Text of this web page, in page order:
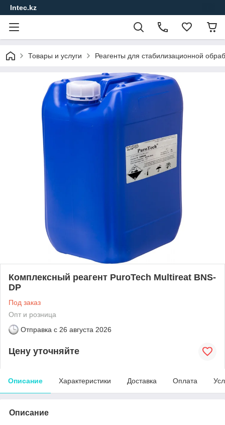
Intec.kz
Товары и услуги Реагенты для стабилизационной
Комплексный реагент PuroTech Multireat BNS-
DP
Под заказ
Опт и розница
Отправка с 26 августа 2026
Цену уточняйте
Описание Характеристики Доставка Оплата
Описание